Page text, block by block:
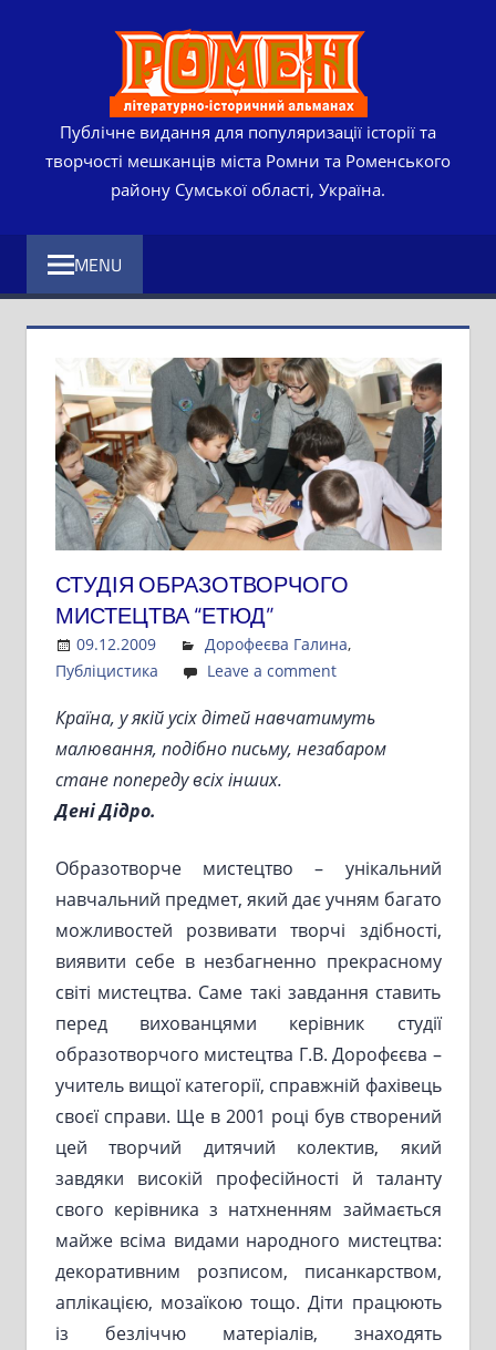
Публічне видання для популяризації історії та
творчості мешканців міста Ромни та Роменського
району Сумської області, Україна.
MENU
СТУДІЯ ОБРАЗОТВОРЧОГО
МИСТЕЦТВА “ЕТЮД”
09.12.2009 Admin
Дорофеєва Галина,
Публіцистика
Leave a comment
Країна, у якій усіх дітей навчатимуть
малювання, подібно письму, незабаром
стане попереду всіх інших.
Дені Дідро.
Образотворче мистецтво – унікальний
навчальний предмет, який дає учням багато
можливостей розвивати творчі здібності,
виявити себе в незбагненно прекрасному
світі мистецтва. Саме такі завдання ставить
перед вихованцями керівник студії
образотворчого мистецтва Г.В. Дорофєєва –
учитель вищої категорії, справжній фахівець
своєї справи. Ще в 2001 році був створений
цей творчий дитячий колектив, який
завдяки високій професійності й таланту
свого керівника з натхненням займається
майже всіма видами народного мистецтва:
декоративним розписом, писанкарством,
аплікацією, мозаїкою тощо. Діти працюють
із безліччю матеріалів, знаходять